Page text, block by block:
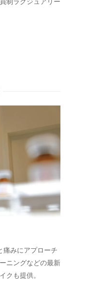
みにアプローチ
ニングなどの最新
クも提供。